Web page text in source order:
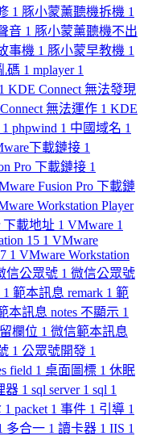
1 豚小蒙薰聽機拆機 1
音 1 豚小蒙薰聽機不出
事機 1 豚小蒙早教機 1
碼 1 mplayer 1
1 KDE Connect 無法發現
無法運作 1 KDE
1 phpwind 1 中國域名 1
下載鏈接 1
Pro 下載鏈接 1
Fusion Pro 下載鏈
Workstation Player
下載地址 1 VMware 1
15 1 VMware
1 VMware Workstation
信公眾號 1 微信公眾號
1 範本訊息 remark 1 範
本訊息 notes 不顯示 1
欄位 1 微信範本訊息
1 公眾號開發 1
field 1 桌面圖標 1 休眠
器 1 sql server 1 sql 1
1 packet 1 事件 1 引導 1
多合一 1 讀卡器 1 IIS 1